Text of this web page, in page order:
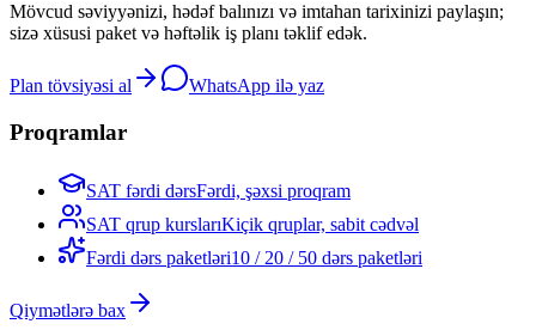
Mövcud səviyyənizi, hədəf balınızı və imtahan tarixinizi paylaşın;
sizə xüsusi paket və həftəlik iş planı təklif edək.
Plan tövsiyəsi al WhatsApp ilə yaz
Proqramlar
SAT fərdi dərsFərdi, şəxsi proqram
SAT qrup kurslarıKiçik qruplar, sabit cədvəl
Fərdi dərs paketləri10 / 20 / 50 dərs paketləri
Qiymətlərə bax